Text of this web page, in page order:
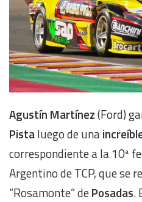
Agustín Martínez(Ford)
Pistaluego de una
correspondiente a la 10ª
Argentino de TCP, que se
“Rosamonte” dePosadas.